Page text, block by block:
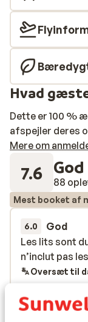
Hvad
Dette er 100 %
afspejler deres
Mere om
7.6 God
88
Mest booket af
6.0 God
Les lits sont
n’inclut pas
Les lits sont
n’inclut pas
Oversæt til